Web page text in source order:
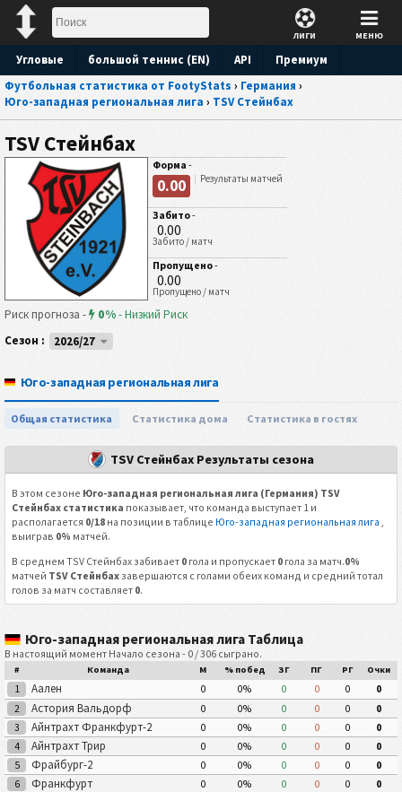
ЛИГИ МЕНЮ
Угловые большой теннис (EN) API Премиум
Прогноз
Футбольная статистика от FootyStats › Германия ›
Юго-западная региональная лига › TSV Стейнбах
TSV Стейнбах
Форма -
0.00 Результаты матчей
Забито-
0.00
Забито / матч
Пропущено-
0.00
Пропущено / матч
Риск прогноза - 0%-Низкий Риск
Сезон :
2026/27
Юго-западная региональная лига
Общая статистика Статистика дома Статистика в гостях
TSV Стейнбах Результаты сезона
В этом сезоне Юго-западная региональная лига (Германия) TSV
Стейнбах статистика показывает, что команда выступает 1 и
располагается 0/18 на позиции в таблице Юго-западная региональная лига,
выиграв 0% матчей.
В среднем TSV Стейнбах забивает 0 гола и пропускает 0 гола за матч.0%
матчей TSV Стейнбах завершаются с голами обеих команд и средний тотал
голов за матч составляет 0.
Юго-западная региональная лига Таблица
В настоящий момент Начало сезона - 0 / 306 сыграно.
# Команда М % побед ЗГ ПГ РГ Очки
1 Аален 0 0% 0 0 0
0
2
Астория Вальдорф 0 0% 0 0 0
0
3
Айнтрахт Франкфурт-2 0 0% 0 0 0
0
4
Айнтрахт Трир 0 0% 0 0 0
0
5
Фрайбург-2 0 0% 0 0 0
0
6
Франкфурт 0 0% 0 0 0
0